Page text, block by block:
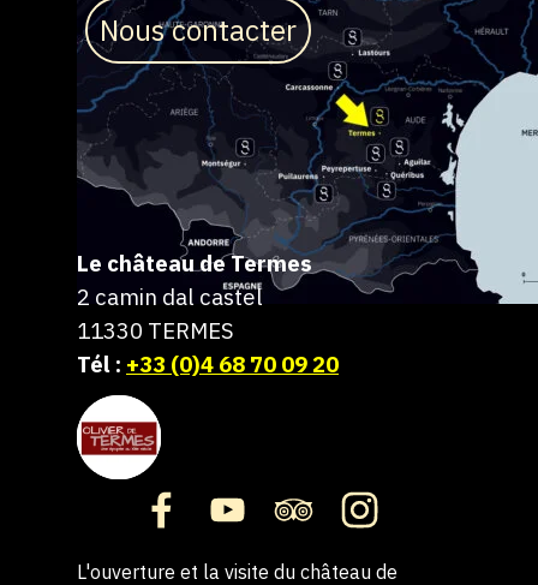
Nous contacter
Le château de Termes
2 camin dal castel
11330 TERMES
Tél : +33 (0)4 68 70 09 20
L'ouverture et la visite du château de